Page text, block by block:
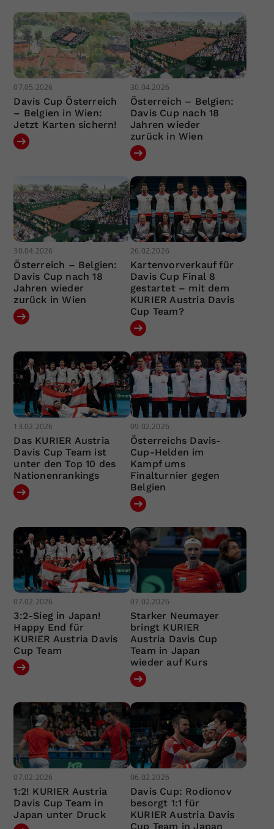
07.05.2026
Davis Cup Österreich
– Belgien in Wien:
Jetzt Karten sichern!
30.04.2026
Österreich – Belgien:
Davis Cup nach 18
Jahren wieder
zurück in Wien
30.04.2026
Österreich – Belgien:
Davis Cup nach 18
Jahren wieder
zurück in Wien
26.02.2026
Kartenvorverkauf für
Davis Cup Final 8
gestartet – mit dem
KURIER Austria Davis
Cup Team?
13.02.2026
Das KURIER Austria
Davis Cup Team ist
unter den Top 10 des
Nationenrankings
09.02.2026
Österreichs Davis-
Cup-Helden im
Kampf ums
Finalturnier gegen
Belgien
07.02.2026
3:2-Sieg in Japan!
Happy End für
KURIER Austria Davis
Cup Team
07.02.2026
Starker Neumayer
bringt KURIER
Austria Davis Cup
Team in Japan
wieder auf Kurs
07.02.2026
1:2! KURIER Austria
Davis Cup Team in
Japan unter Druck
06.02.2026
Davis Cup: Rodionov
besorgt 1:1 für
KURIER Austria Davis
Cup Team in Japan